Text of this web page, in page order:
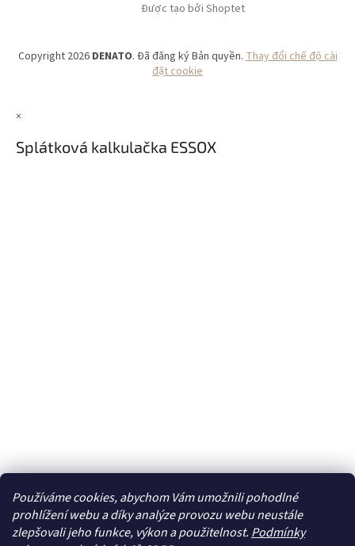
Používáme cookies, abychom Vám umožnili pohodlné
prohlížení webu a díky analýze provozu webu neustále
zlepšovali jeho funkce, výkon a použitelnost. Podmínky
Được tạo bởi Shoptet
Copyright 2026 DENATO. Đã đăng ký Bản quyền.Thay đổi chế độ cài
đặt cookie
×
Splátková kalkulačka ESSOX